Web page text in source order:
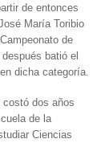
de entonces
María Toribio
de
batió el
dicha categoría.
costó dos años
de la
Ciencias